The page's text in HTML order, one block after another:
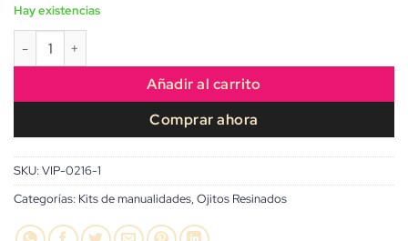
Hay existencias
Ojitos de cristal Kawaii cantidad
Añadir al carrito
Comprar ahora
SKU:VIP-0216-1
Categorías: Kits de manualidades,Ojitos Resinados